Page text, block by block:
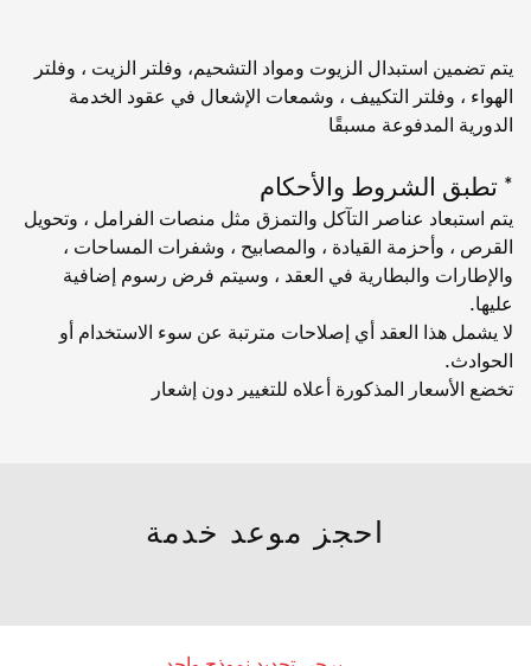
يتم تضمين استبدال الزيوت ومواد التشحيم، وفلتر الزيت ، وفلتر
الهواء ، وفلتر التكييف ، وشمعات الإشعال في عقود الخدمة
الدورية المدفوعة مسبقًا
* تطبق الشروط والأحكام
يتم استبعاد عناصر التآكل والتمزق مثل منصات الفرامل ، وتحويل
القرص ، وأحزمة القيادة ، والمصابيح ، وشفرات المساحات ،
والإطارات والبطارية في العقد ، وسيتم فرض رسوم إضافية
عليها.
لا يشمل هذا العقد أي إصلاحات مترتبة عن سوء الاستخدام أو
الحوادث.
تخضع الأسعار المذكورة أعلاه للتغيير دون إشعار
احجز موعد خدمة